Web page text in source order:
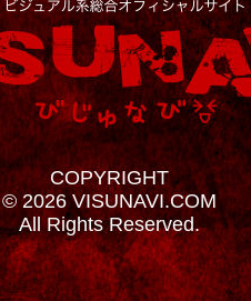
COPYRIGHT
© 2026 VISUNAVI.COM
All Rights Reserved.